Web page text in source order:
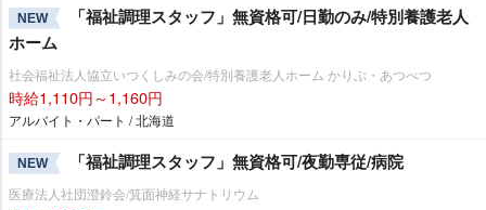
NEW
「福祉調理スタッフ」無資格可/日勤のみ/特別養護老人
ホーム
社会福祉法人協立いつくしみの会/特別養護老人ホーム かりぷ・あつべつ
時給1,110円～1,160円
アルバイト・パート / 北海道
NEW 「福祉調理スタッフ」無資格可/夜勤専従/病院
医療法人社団澄鈴会/箕面神経サナトリウム